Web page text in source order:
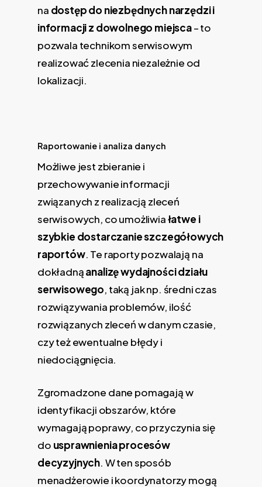
na dostęp do niezbędnych narzędzi i
informacji z dowolnego miejsca– to
pozwala technikom serwisowym
realizować zlecenia niezależnie od
lokalizacji.
Raportowanie i analiza danych
Możliwe jest zbieranie i
przechowywanie informacji
związanych z realizacją zleceń
serwisowych, co umożliwiałatwe i
szybkie dostarczanie szczegółowych
raportów. Te raporty pozwalają na
dokładnąanalizę wydajności działu
serwisowego, taką jak np. średni czas
rozwiązywania problemów, ilość
rozwiązanych zleceń w danym czasie,
czy też ewentualne błędy i
niedociągnięcia.
Zgromadzone dane pomagają w
identyfikacji obszarów, które
wymagają poprawy, co przyczynia się
do usprawnienia procesów
decyzyjnych. W ten sposób
menadżerowie i koordynatorzy mogą